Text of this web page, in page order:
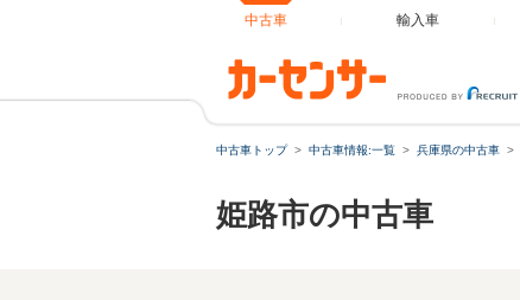
中古車 輸入車
中古車トップ 中古車情報:一覧 兵庫県の中古車
姫路市の中古車